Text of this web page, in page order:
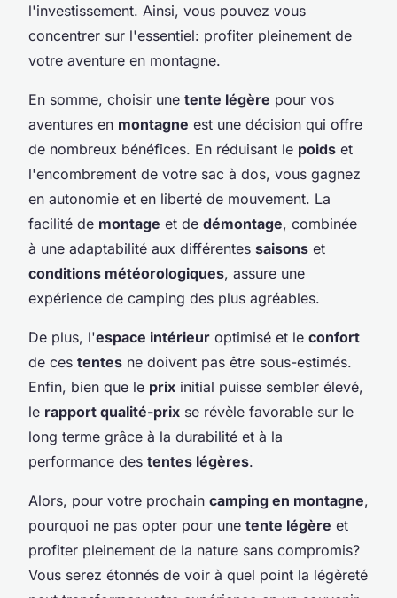
l'investissement. Ainsi, vous pouvez vous
concentrer sur l'essentiel: profiter pleinement de
votre aventure en montagne.
En somme, choisir une tente légère pour vos
aventures en montagne est une décision qui offre
de nombreux bénéfices. En réduisant le poids et
l'encombrement de votre sac à dos, vous gagnez
en autonomie et en liberté de mouvement. La
facilité de montage et de démontage, combinée
à une adaptabilité aux différentes saisons et
conditions météorologiques, assure une
expérience de camping des plus agréables.
De plus, l'espace intérieur optimisé et le confort
de ces tentes ne doivent pas être sous-estimés.
Enfin, bien que le prix initial puisse sembler élevé,
le rapport qualité-prix se révèle favorable sur le
long terme grâce à la durabilité et à la
performance des tentes légères.
Alors, pour votre prochain camping en montagne,
pourquoi ne pas opter pour une tente légère et
profiter pleinement de la nature sans compromis?
Vous serez étonnés de voir à quel point la légèreté